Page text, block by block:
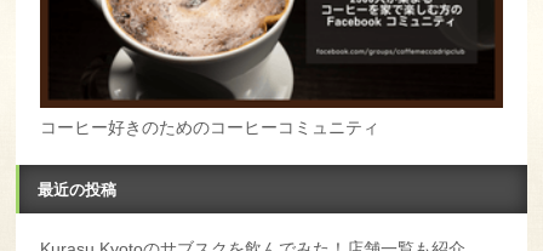
コーヒー好きのためのコーヒーコミュニティ
最近の投稿